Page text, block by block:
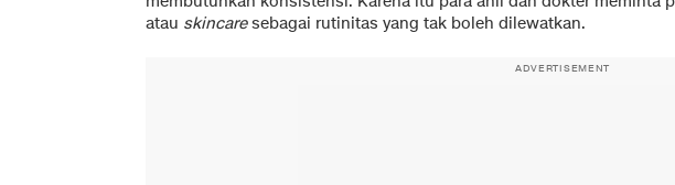
atau skincaresebagai rutinitas yang tak boleh dilewatkan.
ADVERTISEMENT